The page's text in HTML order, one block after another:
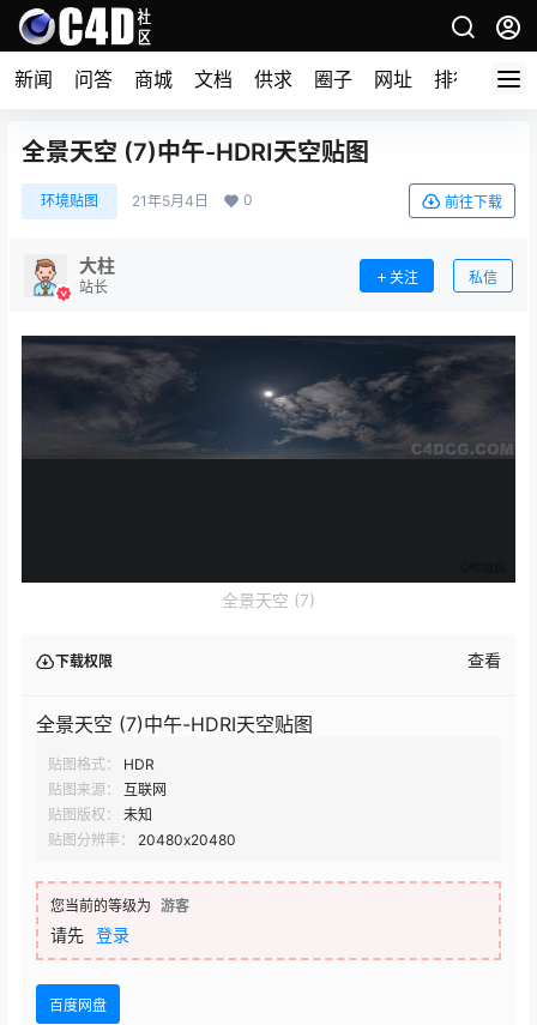
新闻 问答 商城 文档 供求 圈子 网址 排行榜
全景天空 (7)中午-HDRI天空贴图
环境贴图 21年5月4日 0 前往下载
大柱
站长
关注 私信
全景天空 (7)
下载权限 查看
全景天空 (7)中午-HDRI天空贴图
贴图格式：
HDR
贴图来源：
互联网
贴图版权：
未知
贴图分辨率：
20480x20480
您当前的等级为 游客
请先 登录
百度网盘